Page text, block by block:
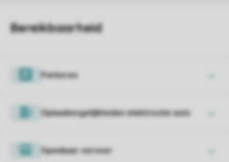
Parkeren
Oplaadmogelijkheden elektrische auto
Openbaar vervoer